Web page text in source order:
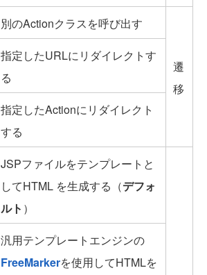
別のActionクラスを呼び出す
遷
移
指定したURLにリダイレクトす
る
指定したActionにリダイレクト
する
JSPファイルをテンプレートと
してHTML を生成する（デフォ
ルト ）
汎用テンプレートエンジンの
FreeMarkerを使用してHTMLを